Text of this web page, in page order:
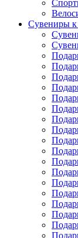
Сувениры к